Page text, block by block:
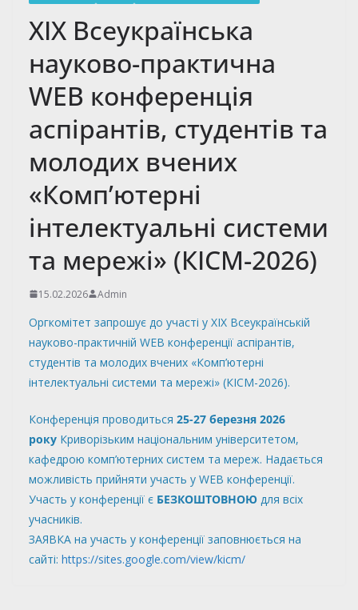
XIX Всеукраїнська
науково-практична
WEB конференція
аспірантів, студентів та
молодих вчених
«Комп’ютерні
інтелектуальні системи
та мережі» (КІСМ-2026)
15.02.2026 Admin
Оргкомітет запрошує до участі у XIX Всеукраїнській
науково-практичній WEB конференції аспірантів,
студентів та молодих вчених «Комп’ютерні
інтелектуальні системи та мережі» (КІСМ-2026).
Конференція проводиться 25-27 березня 2026
року Криворізьким національним університетом,
кафедрою комп’ютерних систем та мереж. Надається
можливість прийняти участь у WEB конференції.
Участь у конференції є БЕЗКОШТОВНОЮ для всіх
учасників.
ЗАЯВКА на участь у конференції заповнюється на
сайті: https://sites.google.com/view/kicm/